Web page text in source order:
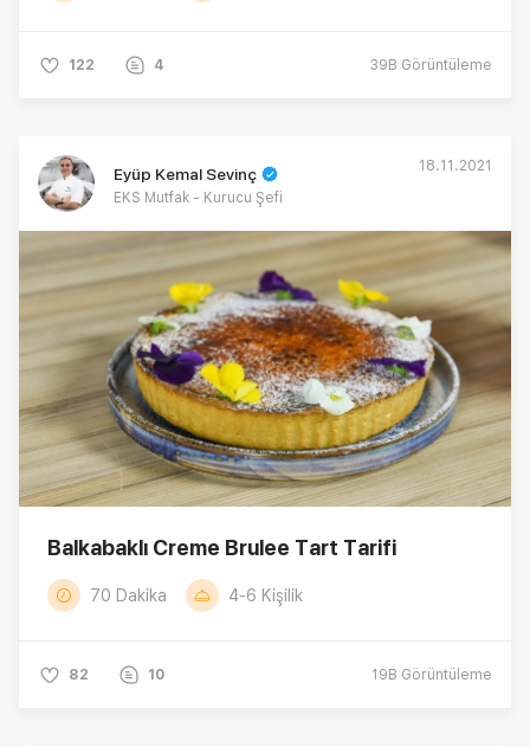
122 4 39B Görüntüleme
Eyüp Kemal Sevinç
EKS Mutfak - Kurucu Şefi
18.11.2021
Balkabaklı Creme Brulee Tart Tarifi
70 Dakika 4-6 Kişilik
82 10 19B Görüntüleme